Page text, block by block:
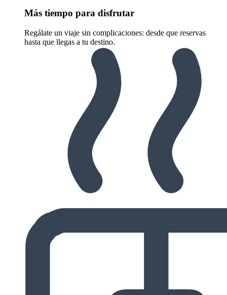
Más tiempo para disfrutar
Regálate un viaje sin complicaciones: desde que reservas
hasta que llegas a tu destino.